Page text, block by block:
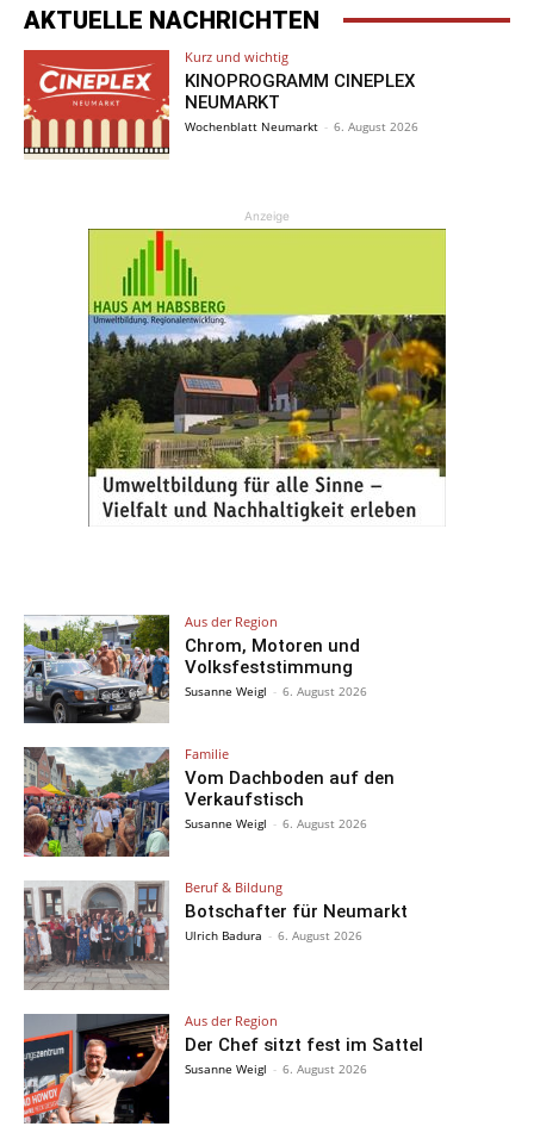
AKTUELLE NACHRICHTEN
Kurz und wichtig
KINOPROGRAMM CINEPLEX
NEUMARKT
Wochenblatt Neumarkt - 6. August 2026
Anzeige
Aus der Region
Chrom, Motoren und
Volksfeststimmung
Susanne Weigl - 6. August 2026
Familie
Vom Dachboden auf den
Verkaufstisch
Susanne Weigl - 6. August 2026
Beruf & Bildung
Botschafter für Neumarkt
Ulrich Badura - 6. August 2026
Aus der Region
Der Chef sitzt fest im Sattel
Susanne Weigl - 6. August 2026